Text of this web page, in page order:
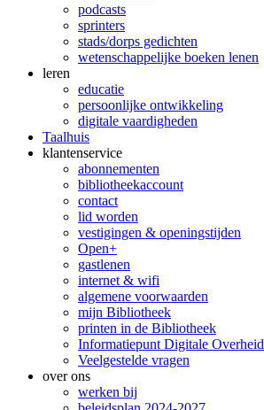
podcasts
sprinters
stads/dorps gedichten
wetenschappelijke boeken lenen
leren
educatie
persoonlijke ontwikkeling
digitale vaardigheden
Taalhuis
klanten­service
abonnementen
bibliotheekaccount
contact
lid worden
vestigingen & openingstijden
Open+
gastlenen
internet & wifi
algemene voorwaarden
mijn Bibliotheek
printen in de Bibliotheek
Informatiepunt Digitale Overheid
Veelgestelde vragen
over ons
werken bij